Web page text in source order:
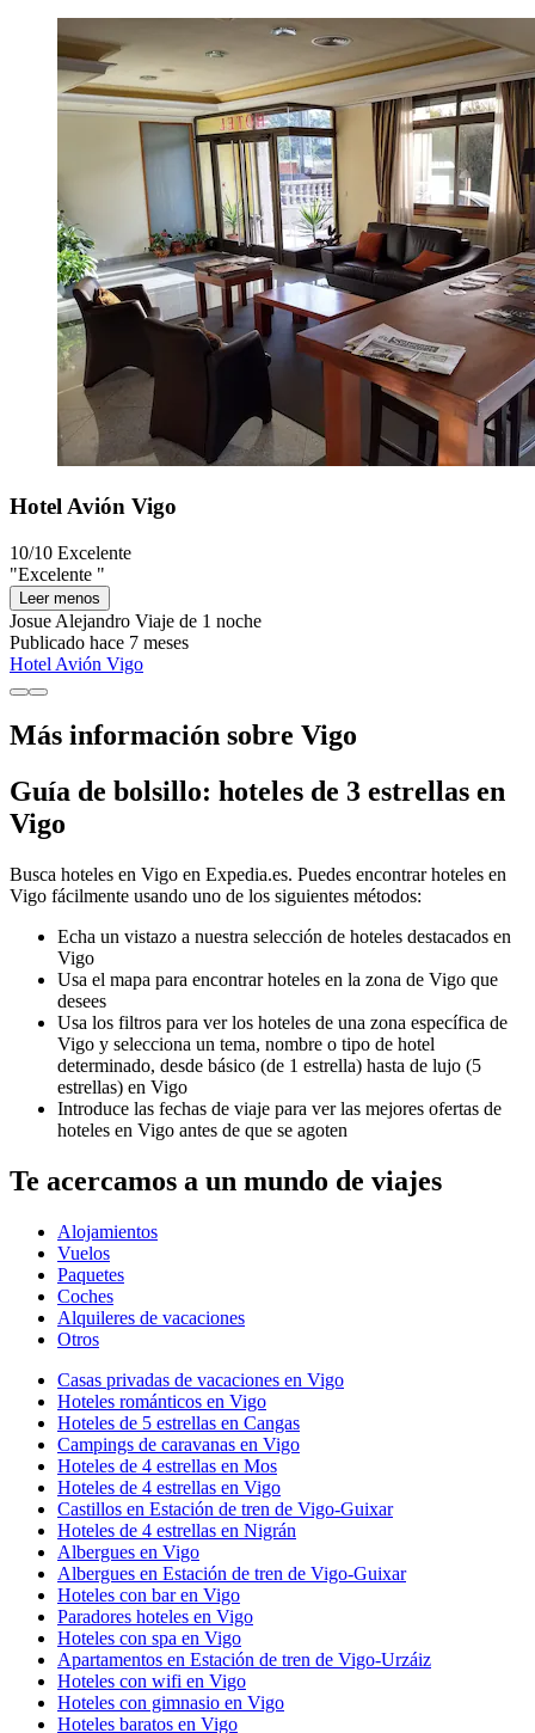
Hotel Avión Vigo
10/10 Excelente
"Excelente "
Leer menos
Josue Alejandro Viaje de 1 noche
Publicado hace 7 meses
Hotel Avión Vigo
Más información sobre Vigo
Guía de bolsillo: hoteles de 3 estrellas en
Vigo
Busca hoteles en Vigo en Expedia.es. Puedes encontrar hoteles en
Vigo fácilmente usando uno de los siguientes métodos:
Echa un vistazo a nuestra selección de hoteles destacados en
Vigo
Usa el mapa para encontrar hoteles en la zona de Vigo que
desees
Usa los filtros para ver los hoteles de una zona específica de
Vigo y selecciona un tema, nombre o tipo de hotel
determinado, desde básico (de 1 estrella) hasta de lujo (5
estrellas) en Vigo
Introduce las fechas de viaje para ver las mejores ofertas de
hoteles en Vigo antes de que se agoten
Te acercamos a un mundo de viajes
Alojamientos
Vuelos
Paquetes
Coches
Alquileres de vacaciones
Otros
Casas privadas de vacaciones en Vigo
Hoteles románticos en Vigo
Hoteles de 5 estrellas en Cangas
Campings de caravanas en Vigo
Hoteles de 4 estrellas en Mos
Hoteles de 4 estrellas en Vigo
Castillos en Estación de tren de Vigo-Guixar
Hoteles de 4 estrellas en Nigrán
Albergues en Vigo
Albergues en Estación de tren de Vigo-Guixar
Hoteles con bar en Vigo
Paradores hoteles en Vigo
Hoteles con spa en Vigo
Apartamentos en Estación de tren de Vigo-Urzáiz
Hoteles con wifi en Vigo
Hoteles con gimnasio en Vigo
Hoteles baratos en Vigo